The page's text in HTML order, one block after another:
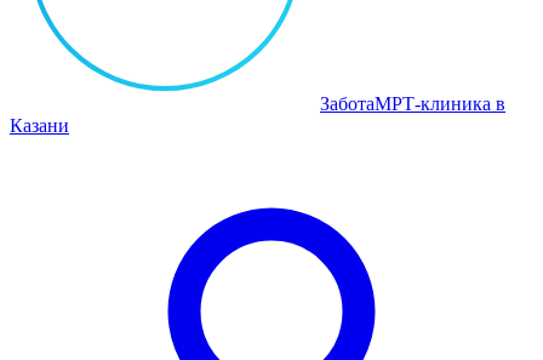
ЗаботаМРТ‑клиника в
Казани